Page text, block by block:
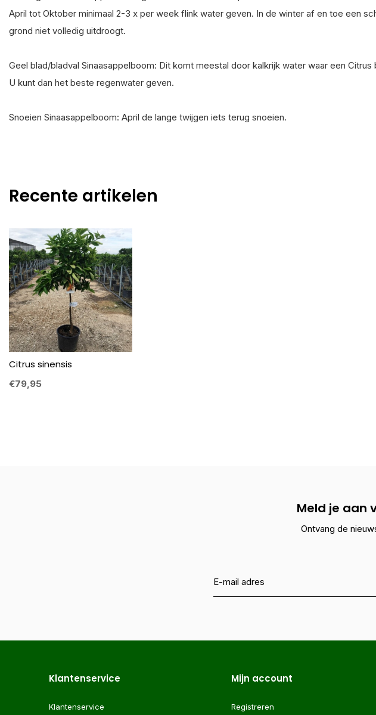
April tot Oktober minimaal 2-3 x per week flink water geven. In de winter af en toe een
grond niet volledig uitdroogt.
Geel blad/bladval Sinaasappelboom: Dit komt meestal door kalkrijk water waar een
U kunt dan het beste regenwater geven.
Snoeien Sinaasappelboom: April de lange twijgen iets terug snoeien.
Recente artikelen
Citrus sinensis
€79,95
Meld je aan
Ontvang de
Klantenservice
Klantenservice
Mijn account
Registreren